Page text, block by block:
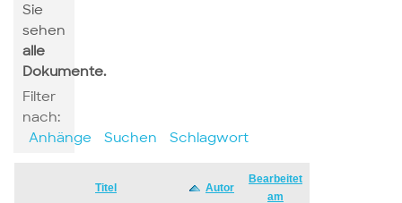
Sie
sehen
alle
Dokumente.
Filter
nach:
Anhänge
Suchen Schlagwort
Titel Autor
Bearbeitet
am